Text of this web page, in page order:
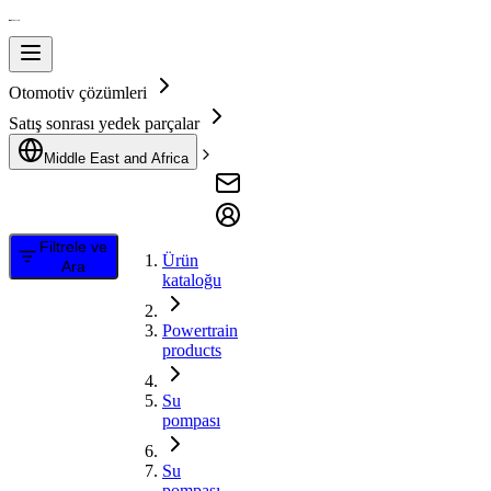
Otomotiv çözümleri
Satış sonrası yedek parçalar
Middle East and Africa
Filtrele ve
Ara
Ürün
kataloğu
Powertrain
products
Su
pompası
Su